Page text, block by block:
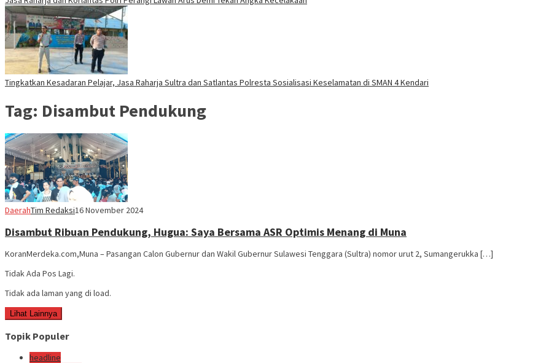
Tingkatkan Kesadaran Pelajar, Jasa Raharja Sultra dan Satlantas Polresta Sosialisasi Keselamatan di SMAN 4 Kendari
Tag: Disambut Pendukung
DaerahTim Redaksi16 November 2024
Disambut Ribuan Pendukung, Hugua: Saya Bersama ASR Optimis Menang di Muna
KoranMerdeka.com,Muna – Pasangan Calon Gubernur dan Wakil Gubernur Sulawesi Tenggara (Sultra) nomor urut 2, Sumangerukka […]
Tidak Ada Pos Lagi.
Tidak ada laman yang di load.
Lihat Lainnya
Topik Populer
headline